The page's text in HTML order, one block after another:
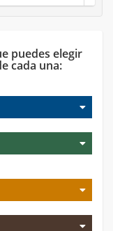
puedes elegir
cada una: